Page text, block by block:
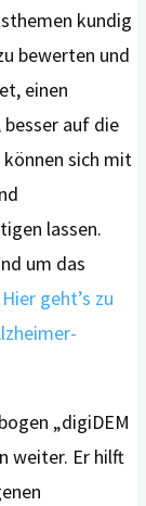
kundig
bewerten und
einen
auf die
können sich mit
lassen.
um das
Hier geht’s zu
„digiDEM
weiter. Er hilft